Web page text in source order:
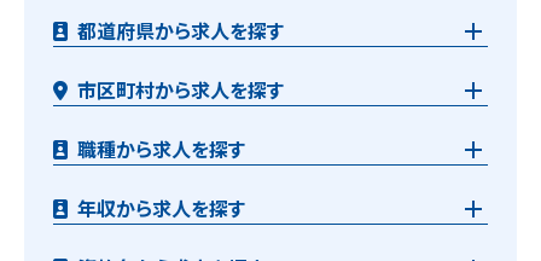
都道府県から求人を探す
市区町村から求人を探す
職種から求人を探す
年収から求人を探す